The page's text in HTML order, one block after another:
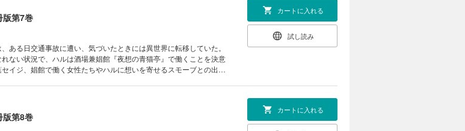
第7巻
ある日交通事故に遭い、気づいたときには異世界に転移していた。
ない状況で、ハルは酒場兼娼館『夜想の青猫亭』で働くことを決意
イジ、娼館で働く女性たちやハルに想いを寄せるスモーブとの出会
7巻！
カートに入れる
試し読み
第8巻
カートに入れる